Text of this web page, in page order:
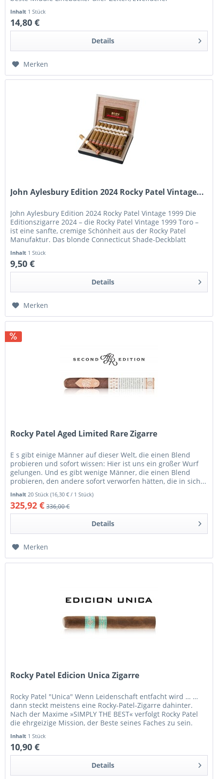
Inhalt 1 Stück
14,80 €
Details
Merken
John Aylesbury Edition 2024 Rocky Patel Vintage...
John Aylesbury Edition 2024 Rocky Patel Vintage 1999 Die
Editionszigarre 2024 – die Rocky Patel Vintage 1999 Toro –
ist eine sanfte, cremige Schönheit aus der Rocky Patel
Manufaktur. Das blonde Connecticut Shade-Deckblatt
Inhalt 1 Stück
9,50 €
Details
Merken
Rocky Patel Aged Limited Rare Zigarre
E s gibt einige Männer auf dieser Welt, die einen Blend
probieren und sofort wissen: Hier ist uns ein großer Wurf
gelungen. Und es gibt wenige Männer, die einen Blend
probieren, den andere sofort verworfen hätten, die in sich...
Inhalt20 Stück(16,30 € / 1 Stück)
325,92 € 336,00 €
Details
Merken
Rocky Patel Edicion Unica Zigarre
Rocky Patel "Unica" Wenn Leidenschaft entfacht wird … …
dann steckt meistens eine Rocky-Patel-Zigarre dahinter.
Nach der Maxime »SIMPLY THE BEST« verfolgt Rocky Patel
die ehrgeizige Mission, der Beste seines Faches zu sein.
Inhalt 1 Stück
10,90 €
Details